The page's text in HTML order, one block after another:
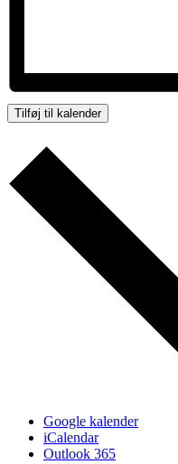
Tilføj til kalender
Google kalender
iCalendar
Outlook 365